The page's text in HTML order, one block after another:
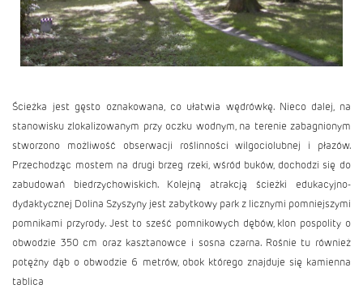
Ścieżka jest gęsto oznakowana, co ułatwia wędrówkę. Nieco dalej, na
stanowisku zlokalizowanym przy oczku wodnym, na terenie zabagnionym
stworzono możliwość obserwacji roślinności wilgociolubnej i płazów.
Przechodząc mostem na drugi brzeg rzeki, wśród buków, dochodzi się do
zabudowań biedrzychowiskich. Kolejną atrakcją ścieżki edukacyjno-
dydaktycznej Dolina Szyszyny jest zabytkowy park z licznymi pomniejszymi
pomnikami przyrody. Jest to sześć pomnikowych dębów, klon pospolity o
obwodzie 350 cm oraz kasztanowce i sosna czarna. Rośnie tu również
potężny dąb o obwodzie 6 metrów, obok którego znajduje się kamienna
tablica